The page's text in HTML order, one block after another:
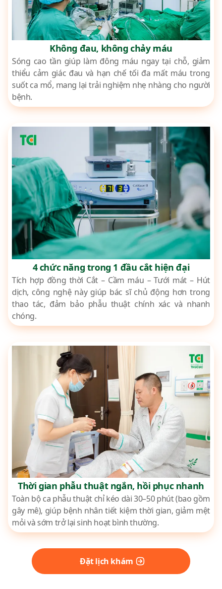
Không đau, không chảy máu
Sóng cao tần giúp làm đông máu ngay tại chỗ, giảm
thiểu cảm giác đau và hạn chế tối đa mất máu trong
suốt ca mổ, mang lại trải nghiệm nhẹ nhàng cho người
bệnh.
4 chức năng trong 1 đầu cắt hiện đại
Tích hợp đồng thời Cắt – Cầm máu – Tưới mát – Hút
dịch, công nghệ này giúp bác sĩ chủ động hơn trong
thao tác, đảm bảo phẫu thuật chính xác và nhanh
chóng.
Thời gian phẫu thuật ngắn, hồi phục nhanh
Toàn bộ ca phẫu thuật chỉ kéo dài 30–50 phút (bao gồm
gây mê), giúp bệnh nhân tiết kiệm thời gian, giảm mệt
mỏi và sớm trở lại sinh hoạt bình thường.
Đặt lịch khám